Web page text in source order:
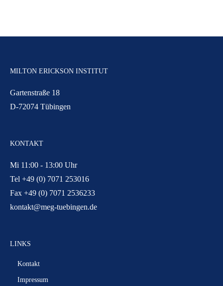
MILTON ERICKSON INSTITUT
Gartenstraße 18
D-72074 Tübingen
KONTAKT
Mi 11:00 - 13:00 Uhr
Tel +49 (0) 7071 253016
Fax +49 (0) 7071 2536233
kontakt@meg-tuebingen.de
LINKS
Kontakt
Impressum